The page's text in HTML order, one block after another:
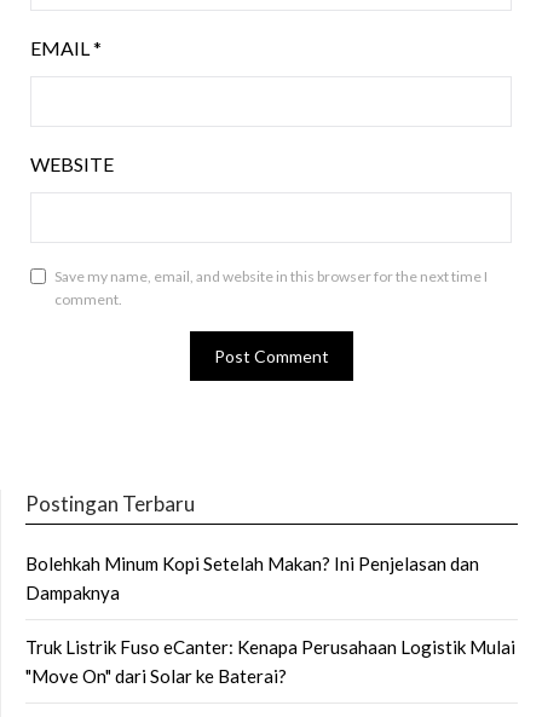
EMAIL *
WEBSITE
Save my name, email, and website in this browser for the next time I
comment.
Postingan Terbaru
Bolehkah Minum Kopi Setelah Makan? Ini Penjelasan dan
Dampaknya
Truk Listrik Fuso eCanter: Kenapa Perusahaan Logistik Mulai
"Move On" dari Solar ke Baterai?